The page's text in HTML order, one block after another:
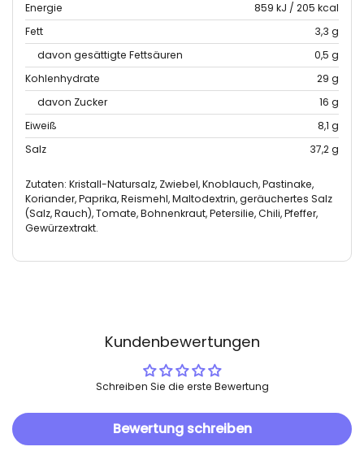
Energie
859 kJ / 205 kcal
Fett
3,3 g
davon gesättigte Fettsäuren
0,5 g
Kohlenhydrate
29 g
davon Zucker
16 g
Eiweiß
8,1 g
Salz
37,2 g
Zutaten: Kristall-Natursalz, Zwiebel, Knoblauch, Pastinake,
Koriander, Paprika, Reismehl, Maltodextrin, geräuchertes Salz
(Salz, Rauch), Tomate, Bohnenkraut, Petersilie, Chili, Pfeffer,
Gewürzextrakt.
Kundenbewertungen
Schreiben Sie die erste Bewertung
Bewertung schreiben